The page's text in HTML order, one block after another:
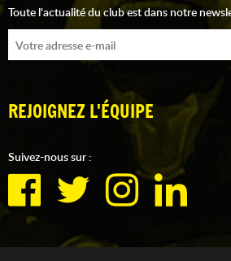
Toute l'actualité du club est dans notre
REJOIGNEZ L'ÉQUIPE
Suivez-nous sur :